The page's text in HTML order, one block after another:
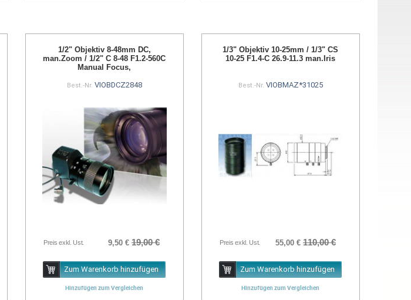
1/2" Objektiv 8-48mm DC,
man.Zoom / 1/2" C 8-48 F1.2-560C
Manual Focus,
Best.-Nr. VIOBDCZ2848
Preis exkl. Ust. 9,50 € 19,00 €
Zum Warenkorb hinzufügen
Hinzufügen zum Vergleichen
1/3" Objektiv 10-25mm / 1/3" CS
10-25 F1.4-C 26.9-11.3 man.Iris
Best.-Nr. VIOBMAZ*31025
Preis exkl. Ust. 55,00 € 110,00 €
Zum Warenkorb hinzufügen
Hinzufügen zum Vergleichen